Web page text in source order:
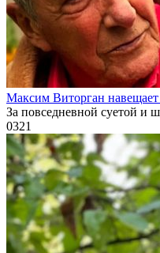
Максим Виторган
За повседневной суетой и
0321